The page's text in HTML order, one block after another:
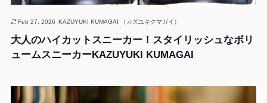
大人のハイカットスニーカー！スタイリッシュなボリ
ュームスニーカーKAZUYUKI KUMAGAI
Feb 27, 2026 KAZUYUKI KUMAGAI （カズユキクマガイ）